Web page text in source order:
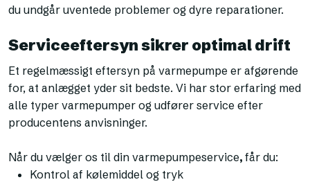
du undgår uventede problemer og dyre reparationer.
Serviceeftersyn sikrer optimal drift
Et regelmæssigt eftersyn på varmepumpe er afgørende
for, at anlægget yder sit bedste. Vi har stor erfaring med
alle typer varmepumper og udfører service efter
producentens anvisninger.
Når du vælger os til din varmepumpeservice,får du:
Kontrol af kølemiddel og tryk